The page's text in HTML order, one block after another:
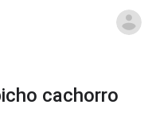
cachorro